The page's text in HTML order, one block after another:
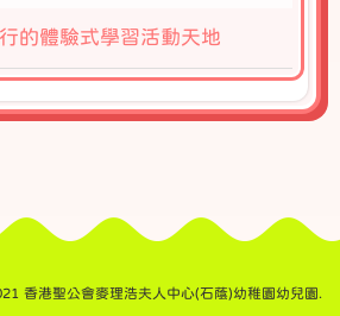
的體驗式學習活動天地
香港聖公會麥理浩夫人中心(石蔭)幼稚園幼兒園.